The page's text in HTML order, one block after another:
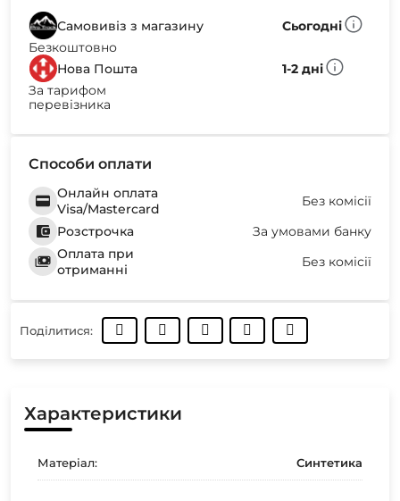
Самовивіз з магазину
Сьогодні
Безкоштовно
Нова Пошта
1-2 дні
За тарифом
перевізника
Способи оплати
Онлайн оплата
Visa/Mastercard
Без комісії
Розстрочка
За умовами банку
Оплата при
отриманні
Без комісії
Поділитися:
Характеристики
Матеріал: Синтетика